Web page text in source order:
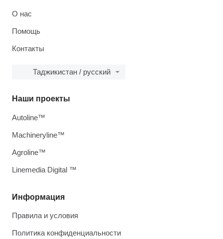
О нас
Помощь
Контакты
Таджикистан / русский
Информация
Правила и условия
Политика конфиденциальности
Наши проекты
Autoline™
Machineryline™
Agroline™
Linemedia Digital ™